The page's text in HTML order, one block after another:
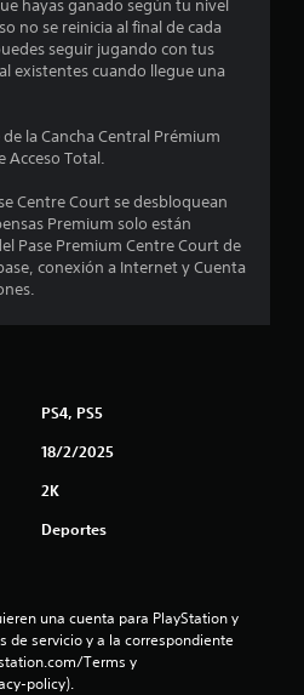
4
.
e
s
t
r
e
c
hayas ganado según tu nivel
no se reinicia al final de cada
seguir jugando con tus
existentes cuando llegue una
la Cancha Central Prémium
Acceso Total.
Centre Court se desbloquean
Premium solo están
Pase Premium Centre Court de
conexión a Internet y Cuenta
PS4, PS5
18/2/2025
2K
Deportes
una cuenta para PlayStation y
de servicio y a la correspondiente
Terms y
policy).